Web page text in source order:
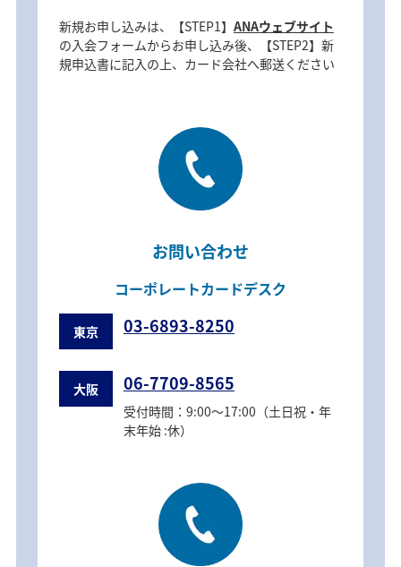
新規お申し込みは、【STEP1】 ANAウェブサイト
の入会フォームからお申し込み後、【STEP2】新
規申込書に記入の上、カード会社へ郵送ください
お問い合わせ
コーポレートカードデスク
東京 03-6893-8250
大阪 06-7709-8565
受付時間：9:00～17:00（土日祝・年
末年始 :休）